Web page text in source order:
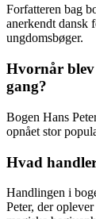
Forfatteren bag
anerkendt dansk
ungdomsbøger.
Hvornår blev
gang?
Bogen Hans
opnået stor
Hvad
Handlingen i
Peter, der